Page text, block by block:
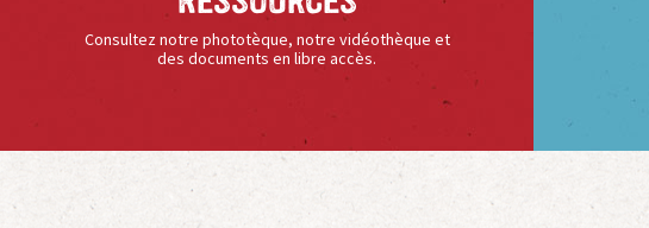
Consultez notre phototèque, notre vidéothèque et
des documents en libre accès.